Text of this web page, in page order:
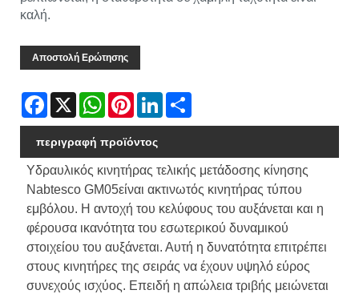
καλή.
Αποστολή Ερώτησης
Facebook
X WhatsAppPinterestLinkedIn
περιγραφή προϊόντος
Υδραυλικός κινητήρας τελικής μετάδοσης κίνησης
Nabtesco GM05είναι ακτινωτός κινητήρας τύπου
εμβόλου. Η αντοχή του κελύφους του αυξάνεται και η
φέρουσα ικανότητα του εσωτερικού δυναμικού
στοιχείου του αυξάνεται. Αυτή η δυνατότητα επιτρέπει
στους κινητήρες της σειράς να έχουν υψηλό εύρος
συνεχούς ισχύος. Επειδή η απώλεια τριβής μειώνεται